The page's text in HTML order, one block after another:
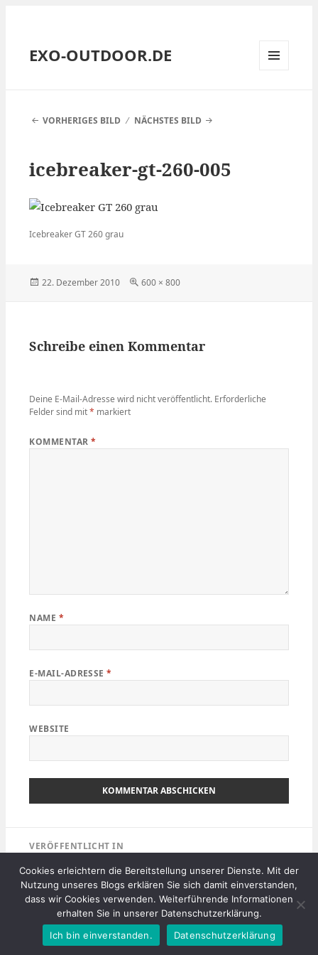
EXO-OUTDOOR.DE
VORHERIGES BILD
NÄCHSTES BILD
icebreaker-gt-260-005
Icebreaker GT 260 grau
Veröffentlicht
22. Dezember 2010
Volle
600 × 800
Schreibe einen Kommentar
Deine E-Mail-Adresse wird nicht veröffentlicht. Erforderliche
Felder sind mit* markiert
KOMMENTAR*
NAME *
E-MAIL-ADRESSE*
WEBSITE
Beitragsnavigation
VERÖFFENTLICHT IN
Midweight LS Pursuit Crewe aus
Merinowolle
Mit Stolz präsentiert von WordPress
Cookies erleichtern die Bereitstellung unserer Dienste. Mit der
Nutzung unseres Blogs erklären Sie sich damit einverstanden,
dass wir Cookies verwenden. Weiterführende Informationen
erhalten Sie in unserer Datenschutzerklärung.
Ich bin einverstanden.
Datenschutzerklärung